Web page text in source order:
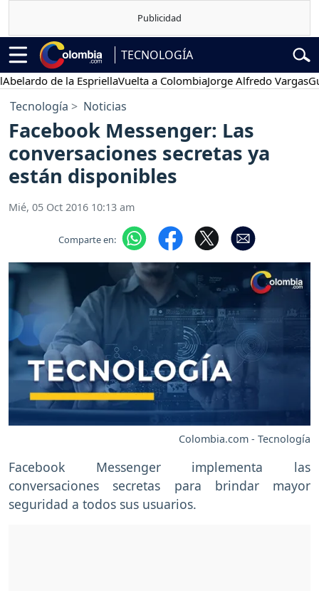
TECNOLOGÍA
de la EspriellaVuelta a ColombiaJorge Alfredo Vargas
Tecnología Noticias
Facebook Messenger: Las
conversaciones secretas ya
están disponibles
Mié, 05 Oct 2016 10:13 am
Comparte en:
Colombia.com - Tecnología
Facebook Messenger implementa las
conversaciones secretas para brindar mayor
seguridad a todos sus usuarios.